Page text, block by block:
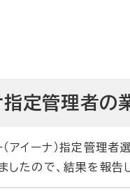
指定管理者の
アイーナ）指定管理者
たので、結果を報告し